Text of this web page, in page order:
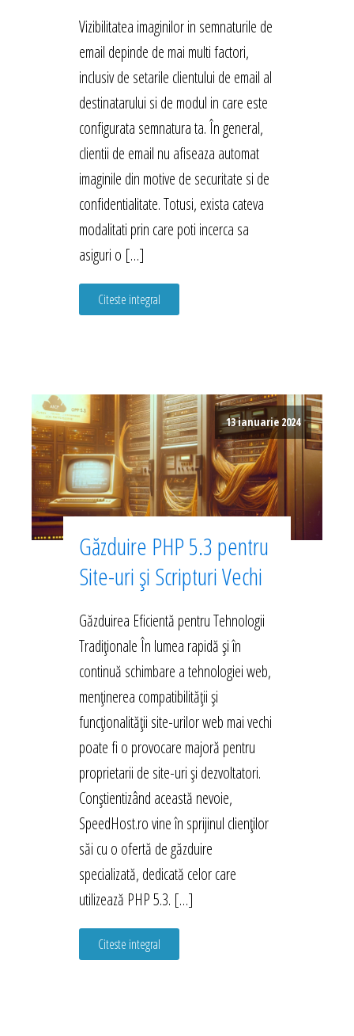
Vizibilitatea imaginilor in semnaturile de
email depinde de mai multi factori,
inclusiv de setarile clientului de email al
destinatarului si de modul in care este
configurata semnatura ta. În general,
clientii de email nu afiseaza automat
imaginile din motive de securitate si de
confidentialitate. Totusi, exista cateva
modalitati prin care poti incerca sa
asiguri o […]
Citeste integral
13 ianuarie 2024
Găzduire PHP 5.3 pentru
Site-uri și Scripturi Vechi
Găzduirea Eficientă pentru Tehnologii
Tradiționale În lumea rapidă și în
continuă schimbare a tehnologiei web,
menținerea compatibilității și
funcționalității site-urilor web mai vechi
poate fi o provocare majoră pentru
proprietarii de site-uri și dezvoltatori.
Conștientizând această nevoie,
SpeedHost.ro vine în sprijinul clienților
săi cu o ofertă de găzduire
specializată, dedicată celor care
utilizează PHP 5.3. […]
Citeste integral